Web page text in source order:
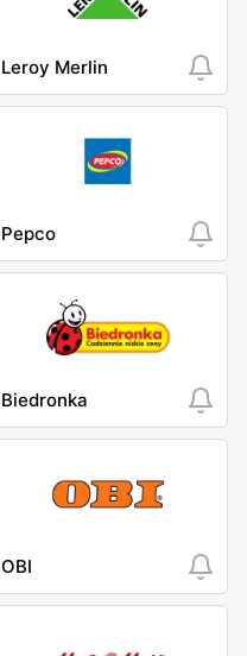
Leroy Merlin
Pepco
Biedronka
OBI